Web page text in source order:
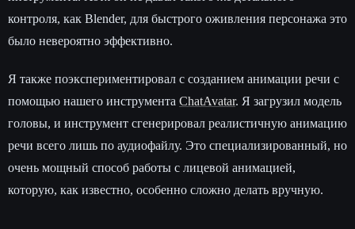
контроля, как Blender, для быстрого оживления персонажа это
было невероятно эффективно.
Я также поэкспериментировал с созданием анимации речи с
помощью нашего инструмента ChatAvatar. Я загрузил модель
головы, и инструмент сгенерировал реалистичную анимацию
речи всего лишь по аудиофайлу. Это специализированный, но
очень мощный способ работы с лицевой анимацией,
которую, как известно, особенно сложно делать вручную.